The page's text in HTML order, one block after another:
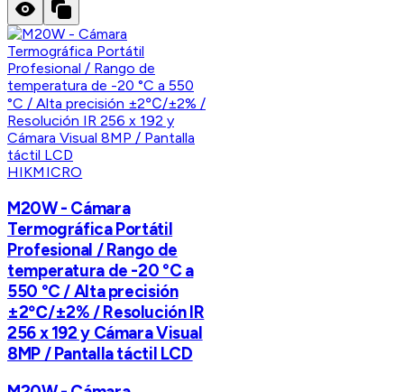
HIKMICRO
M20W - Cámara
Termográfica Portátil
Profesional / Rango de
temperatura de -20 °C a
550 °C / Alta precisión
±2℃/±2% / Resolución IR
256 x 192 y Cámara Visual
8MP / Pantalla táctil LCD